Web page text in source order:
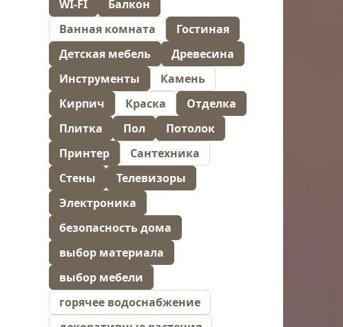
WI-FI
Балкон
Ванная комната
Гостиная
Детская мебель
Древесина
Инструменты
Камень
Кирпич
Краска
Отделка
Плитка
Пол
Потолок
Принтер
Сантехника
Стены
Телевизоры
Электроника
безопасность дома
выбор материала
выбор мебели
горячее водоснабжение